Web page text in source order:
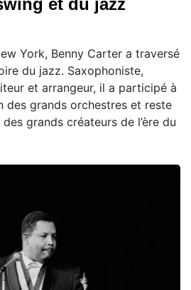
York, Benny Carter a traversé
du jazz. Saxophoniste,
et arrangeur, il a participé à
des grands orchestres et reste
grands créateurs de l’ère du